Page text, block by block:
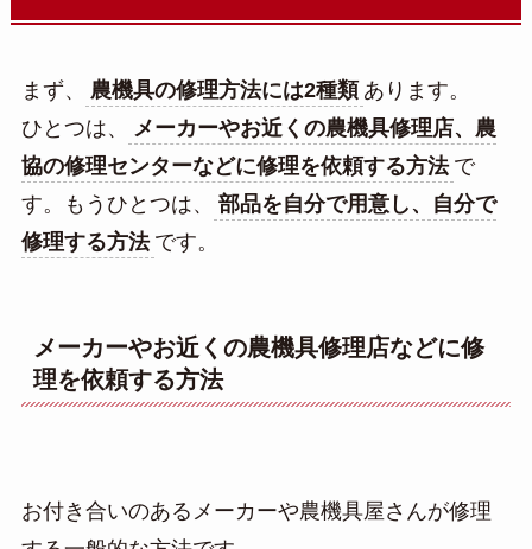
まず、 農機具の修理方法には2種類 あります。
ひとつは、
メーカーやお近くの農機具修理店、農
協の修理センターなどに修理を依頼する方法 で
す。もうひとつは、
部品を自分で用意し、自分で
修理する方法 です。
メーカーやお近くの農機具修理店などに修
理を依頼する方法
お付き合いのあるメーカーや農機具屋さんが修理